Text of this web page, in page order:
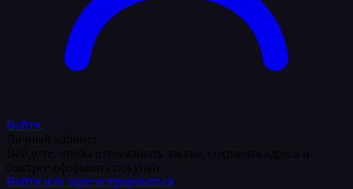
Войти
Войти или зарегистрироваться